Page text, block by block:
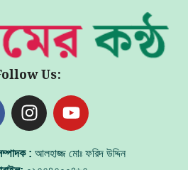
Us:
: আলহাজ্জ মোঃ ফরিদ উদ্দিন